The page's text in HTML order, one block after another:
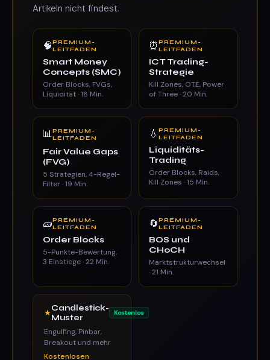
Artikeln nicht findest.
🧠PREMIUM-
LEITFADEN
Smart Money
Concepts (SMC)
Order Blocks, FVGs,
Liquidität · 18 Min.
⏰ PREMIUM-
LEITFADEN
ICT Trading-
Strategie
Kill Zones, OTE, Power
of Three · 20 Min.
📊PREMIUM-
LEITFADEN
Fair Value Gaps
(FVG)
5 Strategien, 4-Regel-
Filter · 19 Min.
💧 PREMIUM-
LEITFADEN
Liquiditäts-
Trading
Order Blocks, Raids,
Kill Zones · 15 Min.
🧱PREMIUM-
LEITFADEN
Order Blocks
5-Punkte-Bewertung,
3 Einstiege · 22 Min.
🔄PREMIUM-
LEITFADEN
BOS und
CHoCH
Marktstrukturwechsel
· 21 Min.
★Candlestick-
Muster
Kostenlos
Engulfing, Pinbar,
Breakout und mehr
Kostenlosen